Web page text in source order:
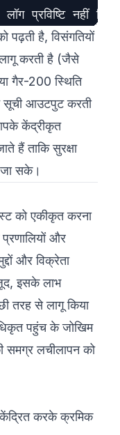
पढ़ती है, विसंगतियों
करती है (जैसे
गैर-200 स्थिति
सूची आउटपुट करती
केंद्रीकृत
हैं ताकि सुरक्षा
जा सके।
को एकीकृत करना
और
और विक्रेता
इसके लाभ
तरह से लागू किया
पहुंच के जोखिम
लचीलापन को
केंद्रित करके क्रमिक